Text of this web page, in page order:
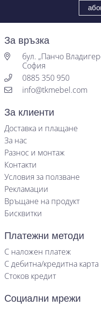
За връзка
бул. „Панчо
София
0885 350 950
info@tkmebel.com
За клиенти
Доставка и плащане
За нас
Разнос и монтаж
Контакти
Условия за ползване
Рекламации
Връщане на продукт
Бисквитки
Платежни методи
С наложен платеж
С дебитна/кредитна карта
Стоков кредит
Социални мрежи